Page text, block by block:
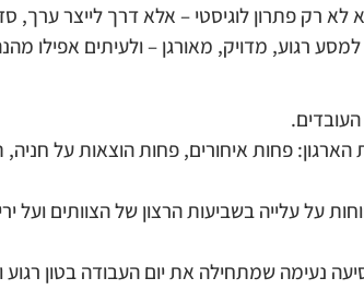
לא רק פתרון לוגיסטי – אלא דרך לייצר ערך,
רגוע, מדויק, מאורגן – ולעיתים אפילו
פחות איחורים, פחות הוצאות על חניה,
על עלייה בשביעות הרצון של הצוותים ועל
נעימה שמתחילה את יום העבודה בטון